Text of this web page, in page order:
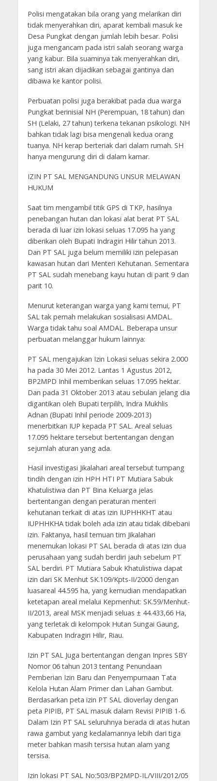
Polisi mengatakan bila orang yang melarikan diri
tidak menyerahkan diri, aparat kembali masuk ke
Desa Pungkat dengan jumlah lebih besar. Polisi
juga mengancam pada istri salah seorang warga
yang kabur. Bila suaminya tak menyerahkan diri,
sang istri akan dijadikan sebagai gantinya dan
dibawa ke kantor polisi.
Perbuatan polisi juga berakibat pada dua warga
Pungkat berinisial NH (Perempuan, 18 tahun) dan
SH (Lelaki, 27 tahun) terkena tekanan psikologi. NH
bahkan tidak lagi bisa mengenali kedua orang
tuanya. NH kerap berteriak dari dalam rumah. SH
hanya mengurung diri di dalam kamar.
IZIN PT SAL MENGANDUNG UNSUR MELAWAN
HUKUM
Saat tim mengambil titik GPS di TKP, hasilnya
penebangan hutan dan lokasi alat berat PT SAL
berada di luar izin lokasi seluas 17.095 ha yang
diberikan oleh Bupati Indragiri Hilir tahun 2013.
Dan PT SAL juga belum memiliki izin pelepasan
kawasan hutan dari Menteri Kehutanan. Sementara
PT SAL sudah menebang kayu hutan di parit 9 dan
parit 10.
Menurut keterangan warga yang kami temui, PT
SAL tak pernah melakukan sosialisasi AMDAL.
Warga tidak tahu soal AMDAL. Beberapa unsur
perbuatan melanggar hukum lainnya:
PT SAL mengajukan Izin Lokasi seluas sekira 2.000
ha pada 30 Mei 2012. Lantas 1 Agustus 2012,
BP2MPD Inhil memberikan seluas 17.095 hektar.
Dan pada 31 Oktober 2013 atau sebulan jelang dia
digantikan oleh Bupati terpilih, Indra Mukhlis
Adnan (Bupati Inhil periode 2009-2013)
menerbitkan IUP kepada PT SAL. Areal seluas
17.095 hektare tersebut bertentangan dengan
sejumlah aturan yang ada.
Hasil investigasi Jikalahari areal tersebut tumpang
tindih dengan izin HPH HTI PT Mutiara Sabuk
Khatulistiwa dan PT Bina Keluarga jelas
bertentangan dengan peraturan menteri
kehutanan terkait di atas izin IUPHHKHT atau
IUPHHKHA tidak boleh ada izin atau tidak dibebani
izin. Faktanya, hasil temuan tim Jikalahari
menemukan lokasi PT SAL berada di atas izin dua
perusahaan yang sudah berdiri jauh sebelum PT
SAL berdiri. PT Mutiara Sabuk Khatulistiwa dapat
izin dari SK Menhut SK.109/Kpts-II/2000 dengan
luasareal 44.595 ha, yang kemudian mendapatkan
ketetapan areal melalui Kepmenhut: SK.59/Menhut-
II/2013, areal MSK menjadi seluas ± 44.433,66 Ha,
yang terletak di kelompok Hutan Sungai Gaung,
Kabupaten Indragiri Hilir, Riau.
Izin PT SAL Juga bertentangan dengan Inpres SBY
Nomor 06 tahun 2013 tentang Penundaan
Pemberian Izin Baru dan Penyempurnaan Tata
Kelola Hutan Alam Primer dan Lahan Gambut.
Berdasarkan peta izin PT SAL dioverlay dengan
peta PIPIB, PT SAL masuk dalam Revisi PIPIB 1-6.
Dalam Izin PT SAL seluruhnya berada di atas hutan
rawa gambut yang kedalamannya lebih dari tiga
meter bahkan masih tersisa hutan alam yang
tersisa.
Izin lokasi PT SAL No:503/BP2MPD-IL/VIII/2012/05